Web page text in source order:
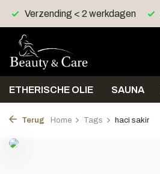
Verzending < 2 werkdagen
ETHERISCHE OLIE SAUNA
Terug Home Tags haci sakir